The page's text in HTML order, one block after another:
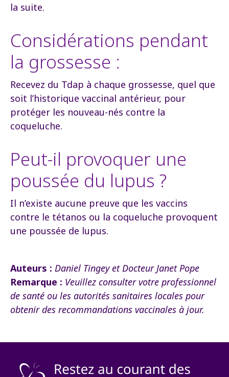
la suite.
Considérations pendant
la grossesse :
Recevez du Tdap à chaque grossesse, quel que
soit l’historique vaccinal antérieur, pour
protéger les nouveau-nés contre la
coqueluche.
Peut-il provoquer une
poussée du lupus ?
Il n’existe aucune preuve que les vaccins
contre le tétanos ou la coqueluche provoquent
une poussée de lupus.
Auteurs : Daniel Tingey et Docteur Janet Pope
Remarque : Veuillez consulter votre professionnel
de santé ou les autorités sanitaires locales pour
obtenir des recommandations vaccinales à jour.